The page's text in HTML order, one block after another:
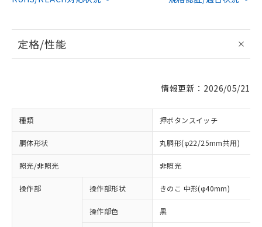
定格/性能
情報更新：2026/05/21
種類 押ボタンスイッチ
胴体形状 丸胴形(φ22/25mm共用)
照光/非照光 非照光
操作部 操作部形状 きのこ 中形(φ40mm)
操作部色 黒